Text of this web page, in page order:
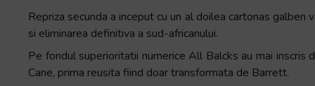
content.
Repriza secunda a inceput cu un al doilea cartonas
si eliminarea definitiva a sud-africanului.
Pe fondul superioritatii numerice All Balcks au mai inscris
Cane, prima reusita fiind doar transformata de Barrett.